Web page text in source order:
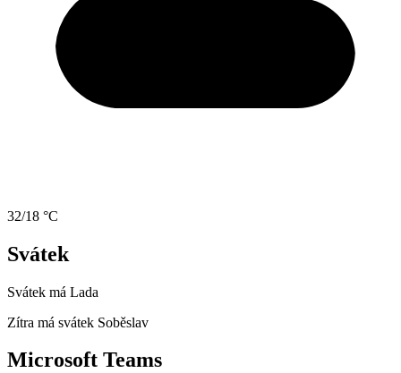
32/18 °C
Svátek
Svátek má Lada
Zítra má svátek Soběslav
Microsoft Teams